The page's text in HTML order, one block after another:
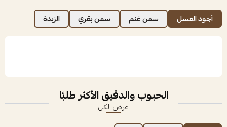
أجود العسل
سمن غنم سمن بقري الزبدة
الحبوب والدقيق الأكثر طلبًا
عرض الكل